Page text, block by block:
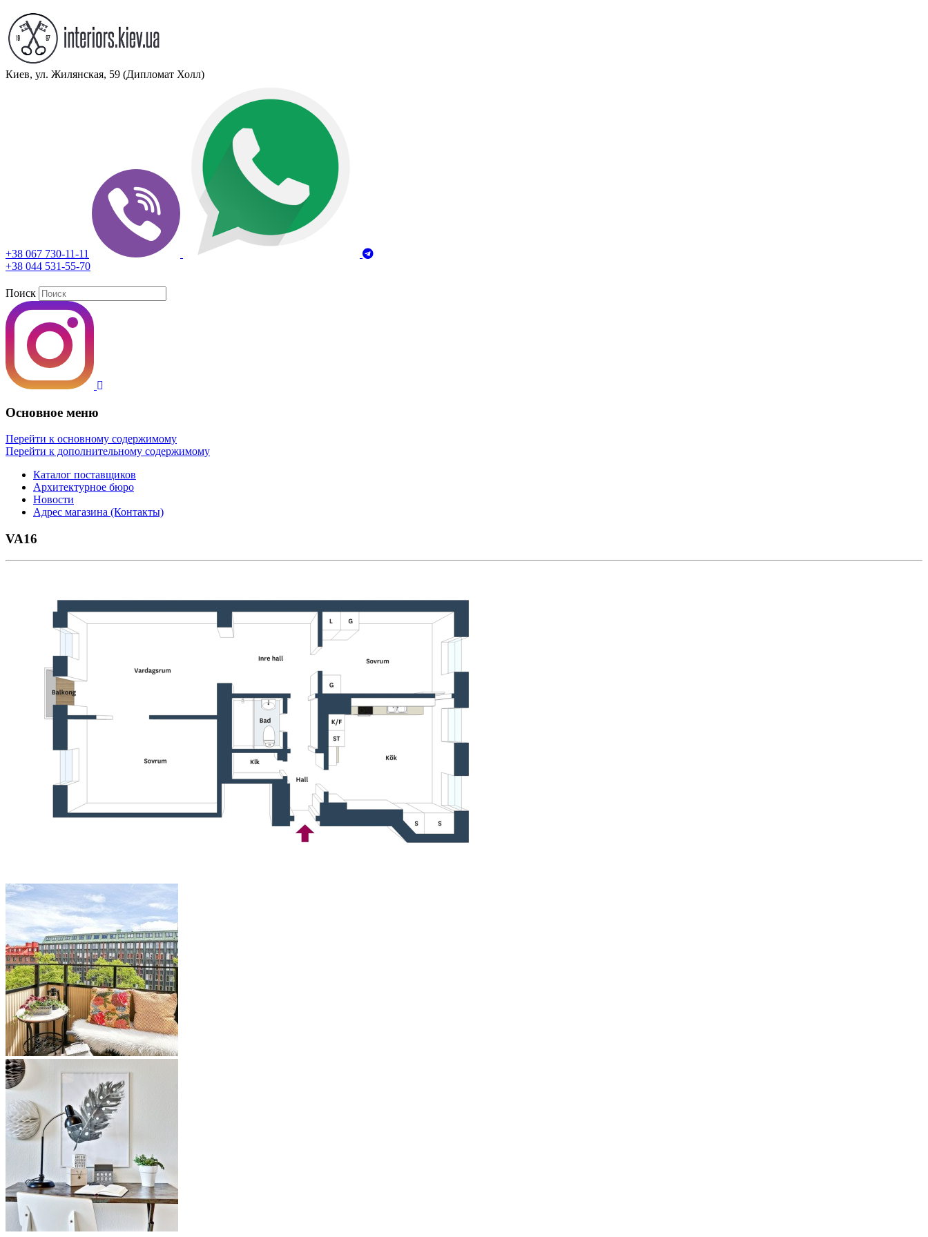
Киев, ул. Жилянская, 59 (Дипломат Холл)
+38 067 730-11-11
+38 044 531-55-70
Поиск
Основное меню
Перейти к основному содержимому
Перейти к дополнительному содержимому
Каталог поставщиков
Архитектурное бюро
Новости
Адрес магазина (Контакты)
VA16